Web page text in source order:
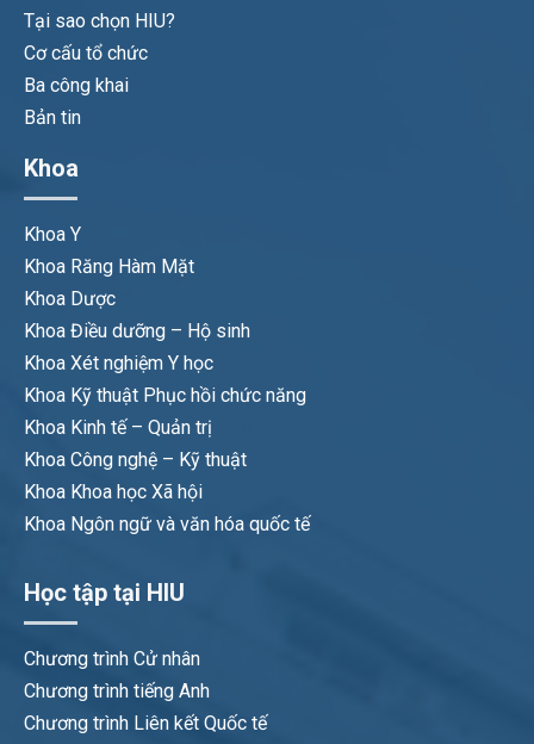
Tại sao chọn HIU?
Cơ cấu tổ chức
Ba công khai
Bản tin
Khoa
Khoa Y
Khoa Răng Hàm Mặt
Khoa Dược
Khoa Điều dưỡng – Hộ sinh
Khoa Xét nghiệm Y học
Khoa Kỹ thuật Phục hồi chức năng
Khoa Kinh tế – Quản trị
Khoa Công nghệ – Kỹ thuật
Khoa Khoa học Xã hội
Khoa Ngôn ngữ và văn hóa quốc tế
Học tập tại HIU
Chương trình Cử nhân
Chương trình tiếng Anh
Chương trình Liên kết Quốc tế